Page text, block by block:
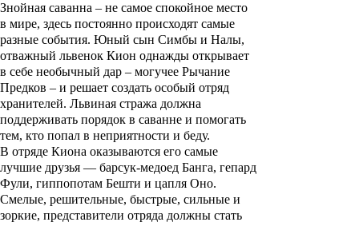
Знойная саванна – не самое спокойное место
в мире, здесь постоянно происходят самые
разные события. Юный сын Симбы и Налы,
отважный львенок Кион однажды открывает
в себе необычный дар – могучее Рычание
Предков – и решает создать особый отряд
хранителей. Львиная стража должна
поддерживать порядок в саванне и помогать
тем, кто попал в неприятности и беду.
В отряде Киона оказываются его самые
лучшие друзья — барсук-медоед Банга, гепард
Фули, гиппопотам Бешти и цапля Оно.
Смелые, решительные, быстрые, сильные и
зоркие, представители отряда должны стать